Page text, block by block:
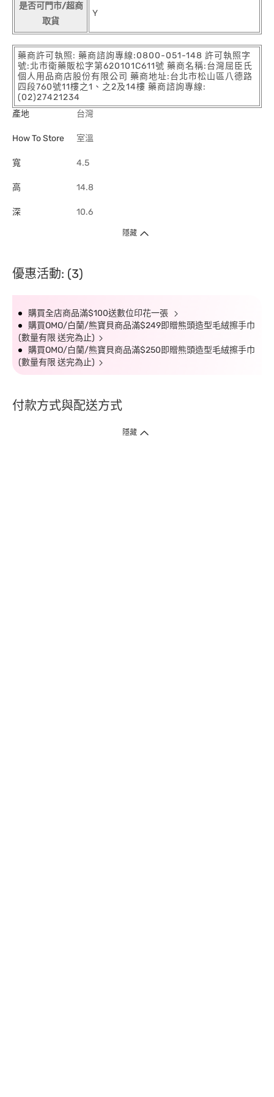
是否可門市/超商
取貨
Y
藥商許可執照: 藥商諮詢專線:0800-051-148 許可執照字
號:北市衛藥販松字第620101C611號 藥商名稱:台灣屈臣氏
個人用品商店股份有限公司 藥商地址:台北市松山區八德路
四段760號11樓之1、之2及14樓 藥商諮詢專線:
(02)27421234
產地
台灣
How To Store 室溫
寬 4.5
高 14.8
深 10.6
隱藏
優惠活動: (3)
購買全店商品滿$100送數位印花一張
購買OMO/白蘭/熊寶貝商品滿$249即贈熊頭造型毛絨擦手巾
(數量有限 送完為止)
購買OMO/白蘭/熊寶貝商品滿$250即贈熊頭造型毛絨擦手巾
(數量有限 送完為止)
付款方式與配送方式
隱藏